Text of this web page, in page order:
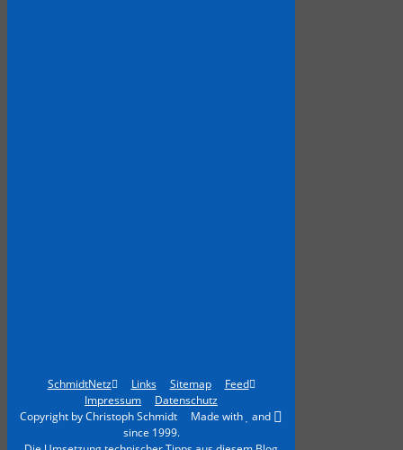
SchmidtNetz Links Sitemap
Feed
Impressum
Datenschutz
Copyright by Christoph Schmidt Made with and
since 1999.